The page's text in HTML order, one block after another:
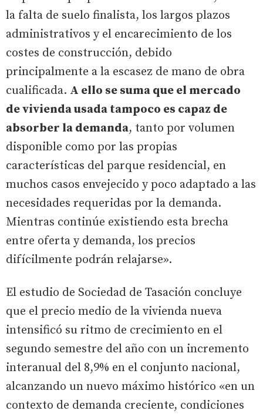
la falta de suelo finalista, los largos plazos
administrativos y el encarecimiento de los
costes de construcción, debido
principalmente a la escasez de mano de obra
cualificada. A ello se suma que el mercado
de vivienda usada tampoco es capaz de
absorber la demanda, tanto por volumen
disponible como por las propias
características del parque residencial, en
muchos casos envejecido y poco adaptado a las
necesidades requeridas por la demanda.
Mientras continúe existiendo esta brecha
entre oferta y demanda, los precios
difícilmente podrán relajarse».
El estudio de Sociedad de Tasación concluye
que el precio medio de la vivienda nueva
intensificó su ritmo de crecimiento en el
segundo semestre del año con un incremento
interanual del 8,9% en el conjunto nacional,
alcanzando un nuevo máximo histórico «en un
contexto de demanda creciente, condiciones